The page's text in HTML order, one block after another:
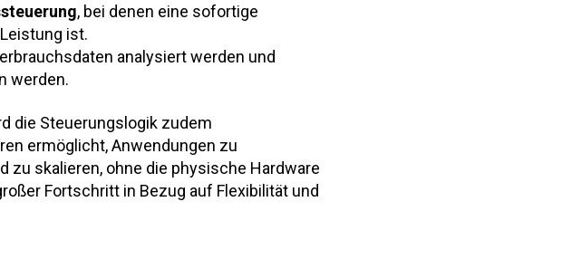
, bei denen eine sofortige
ist.
analysiert werden und
werden.
die Steuerungslogik zudem
ermöglicht, Anwendungen zu
zu skalieren, ohne die physische Hardware
Fortschritt in Bezug auf Flexibilität und